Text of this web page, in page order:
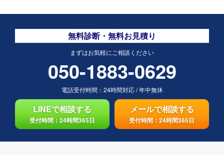
無料診断・無料お見積り
まずはお気軽にご相談ください
050-1883-0629
電話受付時間： 24時間対応/年中無休
LINEで相談する
受付時間：24時間365日
メールで相談する
受付時間：24時間365日